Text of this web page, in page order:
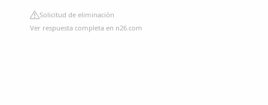
Solicitud de eliminación
Ver respuesta completa en n26.com